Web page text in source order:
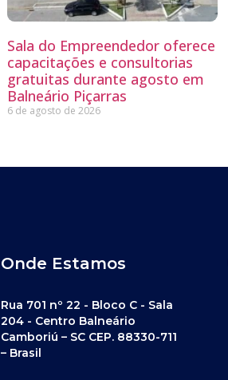
Sala do Empreendedor oferece
capacitações e consultorias
gratuitas durante agosto em
Balneário Piçarras
6 de agosto de 2026
Onde Estamos
Rua 701 nº 22 - Bloco C - Sala
204 - Centro Balneário
Camboriú – SC CEP. 88330-711
– Brasil